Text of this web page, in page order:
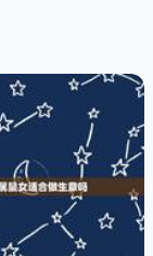
属相来找的话，
属相。